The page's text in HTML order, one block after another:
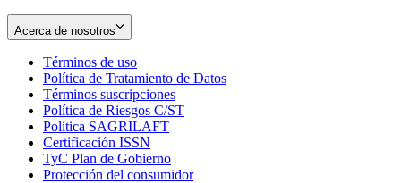
Acerca de nosotros
Términos de uso
in
new
window
Política de Tratamiento de Datos
Términos suscripciones
in
Política de Riesgos C/ST
Política SAGRILAFT
new
window
Certificación ISSN
in
new
TyC Plan de Gobierno
in
Protección del consumidorOpens